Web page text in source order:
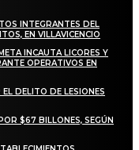
INTEGRANTES DEL
EN VILLAVICENCIO
INCAUTA LICORES Y
OPERATIVOS EN
DELITO DE LESIONES
$67 BILLONES, SEGÚN